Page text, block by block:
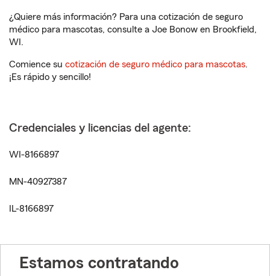
¿Quiere más información? Para una cotización de seguro
médico para mascotas, consulte a Joe Bonow en Brookfield,
WI.
Comience su cotización de seguro médico para mascotas.
¡Es rápido y sencillo!
Credenciales y licencias del agente:
WI-8166897
MN-40927387
IL-8166897
Estamos contratando